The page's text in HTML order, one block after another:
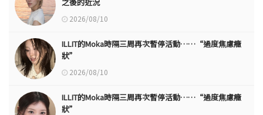
2026/08/10
ILLIT的Moka時隔三周再次暫停活動……“過度焦慮癥
狀”
2026/08/10
ILLIT的Moka時隔三周再次暫停活動……“過度焦慮癥
狀”